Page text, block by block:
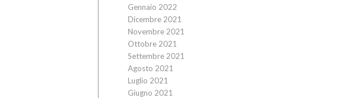
Gennaio 2022
Dicembre 2021
Novembre 2021
Ottobre 2021
Settembre 2021
Agosto 2021
Luglio 2021
Giugno 2021